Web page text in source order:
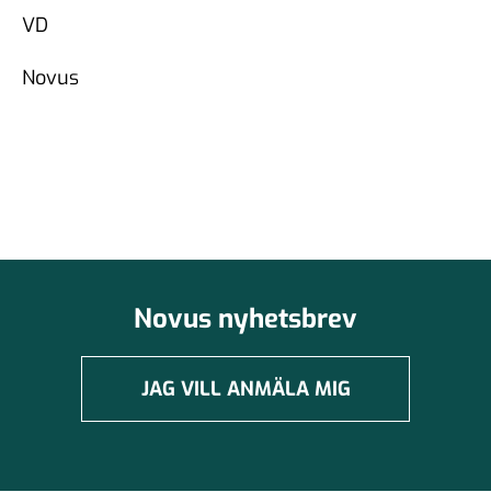
VD
Novus
Novus nyhetsbrev
JAG VILL ANMÄLA MIG